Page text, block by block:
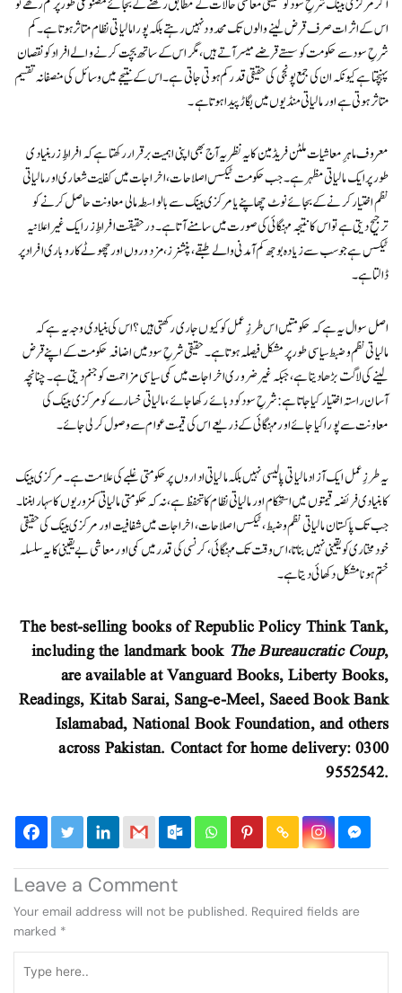
اگر مرکزی بینک شرحِ سود کو حقیقی معاشی حالات کے مطابق رکھنے کے بجائے مصنوعی طور پر کم رکھے تو
اس کے اثرات صرف قرض لینے والوں تک محدود نہیں رہتے بلکہ پورا مالیاتی نظام متاثر ہوتا ہے۔ کم
شرحِ سود سے حکومت کو سستے قرضے میسر آتے ہیں، مگر اس کے ساتھ بچت کرنے والے افراد کو نقصان
پہنچتا ہے کیونکہ ان کی جمع پونجی کی حقیقی قدر کم ہوتی جاتی ہے۔ اس کے نتیجے میں وسائل کی منصفانہ تقسیم
متاثر ہوتی ہے اور مالیاتی منڈیوں میں بگاڑ پیدا ہوتا ہے۔
معروف ماہرِ معاشیات ملٹن فریڈمین کا یہ نظریہ آج بھی اپنی اہمیت برقرار رکھتا ہے کہ افراطِ زر بنیادی
طور پر ایک مالیاتی مظہر ہے۔ جب حکومت ٹیکس اصلاحات، اخراجات میں کفایت شعاری اور مالیاتی
نظم اختیار کرنے کے بجائے نوٹ چھاپنے یا مرکزی بینک سے بالواسطہ مالی معاونت حاصل کرنے کو
ترجیح دیتی ہے تو اس کا نتیجہ مہنگائی کی صورت میں سامنے آتا ہے۔ درحقیقت افراطِ زر ایک غیر اعلانیہ
ٹیکس ہے جو سب سے زیادہ بوجھ کم آمدنی والے طبقے، پنشنرز، مزدوروں اور چھوٹے کاروباری افراد پر
ڈالتا ہے۔
اصل سوال یہ ہے کہ حکومتیں اس طرزِ عمل کو کیوں جاری رکھتی ہیں؟ اس کی بنیادی وجہ یہ ہے کہ
مالیاتی نظم و ضبط سیاسی طور پر مشکل فیصلہ ہوتا ہے۔ حقیقی شرحِ سود میں اضافہ حکومت کے اپنے قرض
لینے کی لاگت بڑھا دیتا ہے، جبکہ غیر ضروری اخراجات میں کمی سیاسی مزاحمت کو جنم دیتی ہے۔ چنانچہ
آسان راستہ اختیار کیا جاتا ہے: شرحِ سود کو دبائے رکھا جائے، مالیاتی خسارے کو مرکزی بینک کی
معاونت سے پورا کیا جائے اور مہنگائی کے ذریعے اس کی قیمت عوام سے وصول کر لی جائے۔
یہ طرزِ عمل ایک آزاد مالیاتی پالیسی نہیں بلکہ مالیاتی اداروں پر حکومتی غلبے کی علامت ہے۔ مرکزی بینک
کا بنیادی فریضہ قیمتوں میں استحکام اور مالیاتی نظام کا تحفظ ہے، نہ کہ حکومتی مالیاتی کمزوریوں کا سہارا بننا۔
جب تک پاکستان مالیاتی نظم و ضبط، ٹیکس اصلاحات، اخراجات میں شفافیت اور مرکزی بینک کی حقیقی
خودمختاری کو یقینی نہیں بناتا، اس وقت تک مہنگائی، کرنسی کی قدر میں کمی اور معاشی بے یقینی کا یہ سلسلہ
ختم ہونا مشکل دکھائی دیتا ہے۔
The best-selling books of Republic Policy Think Tank,
including the landmark book The Bureaucratic Coup,
are available at Vanguard Books, Liberty Books,
Readings, Kitab Sarai, Sang-e-Meel, Saeed Book Bank
Islamabad, National Book Foundation, and others
across Pakistan. Contact for home delivery: 0300
9552542.
Leave a Comment
Your email address will not be published. Required fields are
marked *
here..